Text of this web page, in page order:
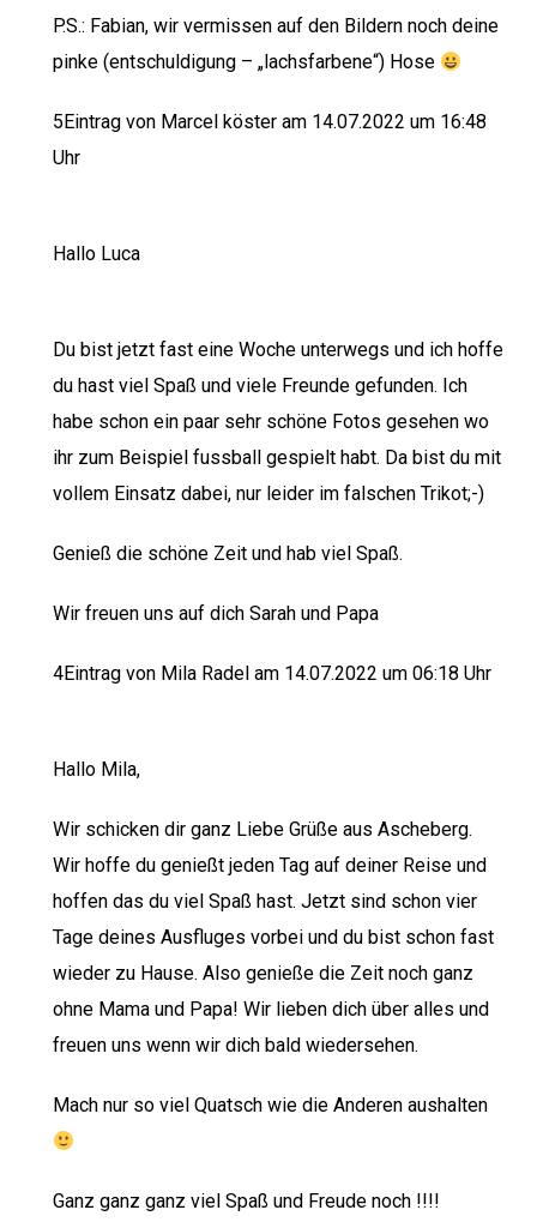
P.S.: Fabian, wir vermissen auf den Bildern noch deine
pinke (entschuldigung – „lachsfarbene“) Hose
5Eintrag von Marcel köster am 14.07.2022 um 16:48
Uhr
Hallo Luca
Du bist jetzt fast eine Woche unterwegs und ich hoffe
du hast viel Spaß und viele Freunde gefunden. Ich
habe schon ein paar sehr schöne Fotos gesehen wo
ihr zum Beispiel fussball gespielt habt. Da bist du mit
vollem Einsatz dabei, nur leider im falschen Trikot;-)
Genieß die schöne Zeit und hab viel Spaß.
Wir freuen uns auf dich Sarah und Papa
4Eintrag von Mila Radel am 14.07.2022 um 06:18 Uhr
Hallo Mila,
Wir schicken dir ganz Liebe Grüße aus Ascheberg.
Wir hoffe du genießt jeden Tag auf deiner Reise und
hoffen das du viel Spaß hast. Jetzt sind schon vier
Tage deines Ausfluges vorbei und du bist schon fast
wieder zu Hause. Also genieße die Zeit noch ganz
ohne Mama und Papa! Wir lieben dich über alles und
freuen uns wenn wir dich bald wiedersehen.
Mach nur so viel Quatsch wie die Anderen aushalten
Ganz ganz ganz viel Spaß und Freude noch !!!!